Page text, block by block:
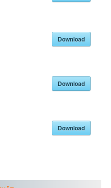
Download
Download
Download